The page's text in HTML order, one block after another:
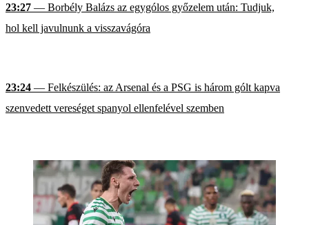
23:27 — Borbély Balázs az egygólos győzelem után: Tudjuk,
hol kell javulnunk a visszavágóra
23:24 — Felkészülés: az Arsenal és a PSG is három gólt kapva
szenvedett vereséget spanyol ellenfelével szemben